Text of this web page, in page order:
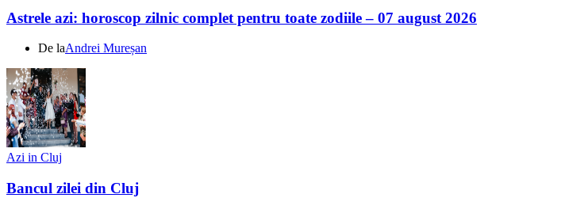
Astrele azi: horoscop zilnic complet pentru toate zodiile – 07 august 2026
De laAndrei Mureșan
Azi in Cluj
Bancul zilei din Cluj